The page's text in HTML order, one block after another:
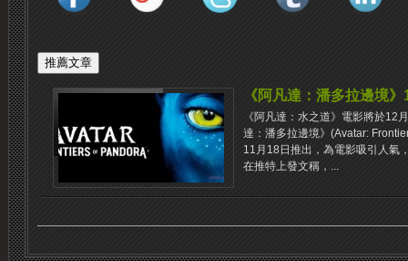
《阿凡達：潘多拉邊境
《阿凡達：水之道》電影將於12
達：潘多拉邊境》(Avatar:
11月18日推出，為電影吸引人氣
在推特上發文稱，...